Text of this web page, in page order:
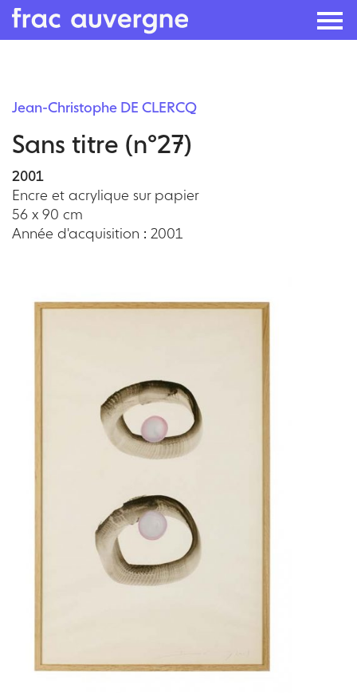
content
Jean-Christophe DE CLERCQ
Sans titre (n°27)
2001
Encre et acrylique sur papier
56 x 90 cm
Année d'acquisition : 2001